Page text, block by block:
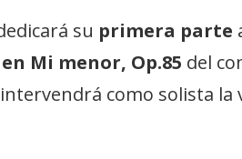
su primera parte
Mi menor, Op.85 del
como solista la